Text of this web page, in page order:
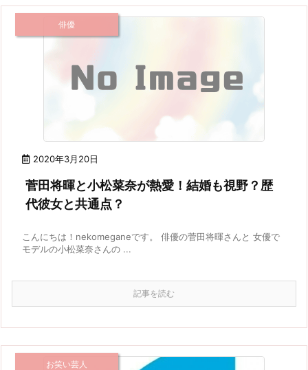
2020年3月20日
俳優
菅田将暉と小松菜奈が熱愛！結婚も視野？歴
代彼女と共通点？
こんにちは！nekomeganeです。 俳優の菅田将暉さんと 女優で
モデルの小松菜奈さんの ...
記事を読む
お笑い芸人